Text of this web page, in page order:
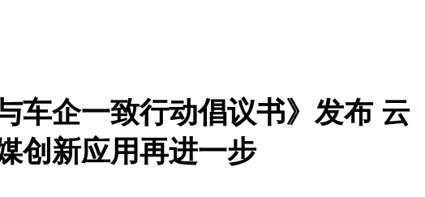
车企一致行动倡议书》发布 云
创新应用再进一步